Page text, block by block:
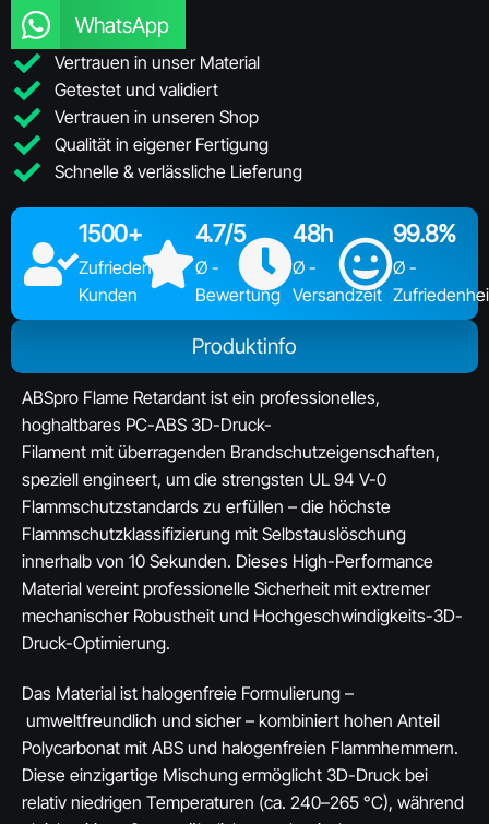
WhatsApp
Vertrauen in unser Material
Getestet und validiert
Vertrauen in unseren Shop
Qualität in eigener Fertigung
Schnelle & verlässliche Lieferung
1500+
Zufriedene
Kunden
4.7/5
Ø -
Bewertung
48h
Ø -
Versandzeit
99.8%
Ø -
Produktinfo
ABSpro Flame Retardant ist ein professionelles,
hoghaltbares PC-ABS 3D-Druck-
Filament mit überragenden Brandschutzeigenschaften,
speziell engineert, um die strengsten UL 94 V-0
Flammschutzstandards zu erfüllen – die höchste
Flammschutzklassifizierung mit Selbstauslöschung
innerhalb von 10 Sekunden. Dieses High-Performance
Material vereint professionelle Sicherheit mit extremer
mechanischer Robustheit und Hochgeschwindigkeits-3D-
Druck-Optimierung.
Das Material ist halogenfreie Formulierung –
umweltfreundlich und sicher – kombiniert hohen Anteil
Polycarbonat mit ABS und halogenfreien Flammhemmern.
Diese einzigartige Mischung ermöglicht 3D-Druck bei
relativ niedrigen Temperaturen (ca. 240–265 °C), während